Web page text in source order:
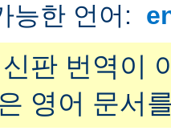
능한 언어:
판 번역이
영어 문서